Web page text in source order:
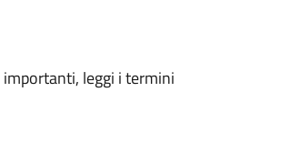
leggi i termini